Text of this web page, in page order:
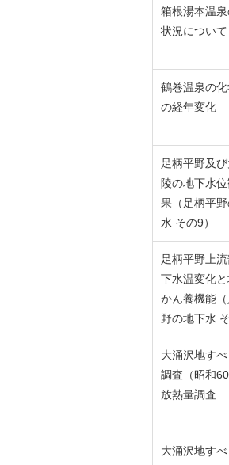
箱根湯本温泉
状況について
鶴巻温泉の
の経年変化
足柄平野及
陵の地下水
果（足柄平
水 その9）
足柄平野上
下水温変化
かん養機能
野の地下水
大涌沢地す
調査（昭和60
放熱量調査
大涌沢地す